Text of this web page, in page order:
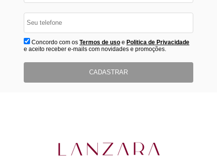
Concordo com os Termos de usoe Politica de Privacidade
e aceito receber e-mails com novidades e promoções.
CADASTRAR